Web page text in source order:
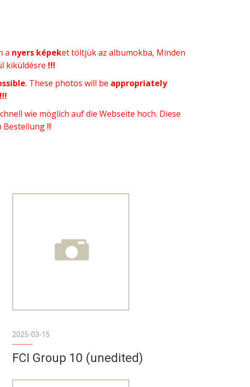
a nyers képeket töltjük az albumokba, Minden
kiküldésre !!!
. These photos will be appropriately
!!!
wie möglich auf die Webseite hoch. Diese
!!!
2025-03-15
FCI Group 10 (unedited)